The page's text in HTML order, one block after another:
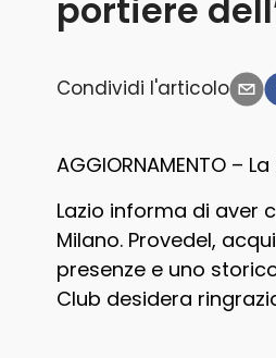
portiere
Condividi l'articolo
AGGIORNAMENTO – La
Lazio informa di aver
Milano. Provedel,
presenze e uno
Club desidera